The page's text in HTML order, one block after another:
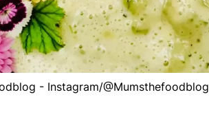
- Instagram/@Mumsthefoodblog